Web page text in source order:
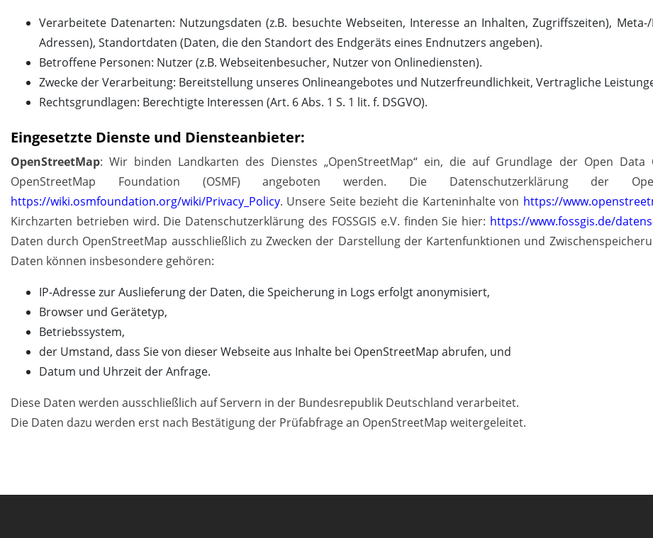
Verarbeitete Datenarten: Nutzungsdaten (z.B. besuchte Webseiten, Interesse an Inhalten, Zugriffszeiten),
Adressen), Standortdaten (Daten, die den Standort des Endgeräts eines Endnutzers angeben).
Betroffene Personen: Nutzer (z.B. Webseitenbesucher, Nutzer von Onlinediensten).
Zwecke der Verarbeitung: Bereitstellung unseres Onlineangebotes und Nutzerfreundlichkeit, Vertragliche
Rechtsgrundlagen: Berechtigte Interessen (Art. 6 Abs. 1 S. 1 lit. f. DSGVO).
Eingesetzte Dienste und Diensteanbieter:
OpenStreetMap: Wir binden Landkarten des Dienstes „OpenStreetMap“ ein, die auf Grundlage der Open Data
OpenStreetMap Foundation (OSMF) angeboten werden. Die Datenschutzerklärung der
https://wiki.osmfoundation.org/wiki/Privacy_Policy. Unsere Seite bezieht die Karteninhalte von https://
Kirchzarten betrieben wird. Die Datenschutzerklärung des FOSSGIS e.V. finden Sie hier: https://www.fossgis.de/
Daten durch OpenStreetMap ausschließlich zu Zwecken der Darstellung der Kartenfunktionen und
Daten können insbesondere gehören:
IP-Adresse zur Auslieferung der Daten, die Speicherung in Logs erfolgt anonymisiert,
Browser und Gerätetyp,
Betriebssystem,
der Umstand, dass Sie von dieser Webseite aus Inhalte bei OpenStreetMap abrufen, und
Datum und Uhrzeit der Anfrage.
Diese Daten werden ausschließlich auf Servern in der Bundesrepublik Deutschland verarbeitet.
Die Daten dazu werden erst nach Bestätigung der Prüfabfrage an OpenStreetMap weitergeleitet.